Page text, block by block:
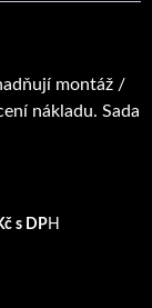
montáž /
nákladu. Sada
s DPH